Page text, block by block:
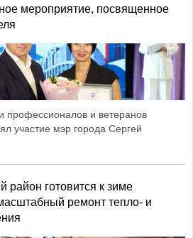
мероприятие, посвященное
профессионалов и ветеранов
участие мэр города Сергей
район готовится к зиме
ремонт тепло- и